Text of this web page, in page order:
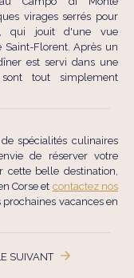
virages serrés pour
qui jouit d'une vue
Florent. Après un
est servi dans une
tout simplement
spécialités culinaires
de réserver votre
cette belle destination,
Corse et contactez nos
vacances en
SUIVANT